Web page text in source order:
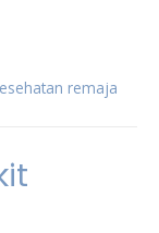
remaja